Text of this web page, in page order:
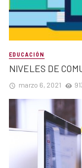
EDUCACIÓN
NIVELES DE
marzo 6, 2021